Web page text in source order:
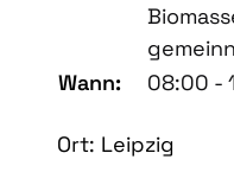
Wann:
08:00 -
Ort: Leipzig